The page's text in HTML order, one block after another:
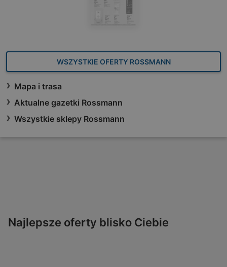
WSZYSTKIE OFERTY ROSSMANN
Mapa i trasa
Aktualne gazetki Rossmann
Wszystkie sklepy Rossmann
Najlepsze oferty blisko Ciebie